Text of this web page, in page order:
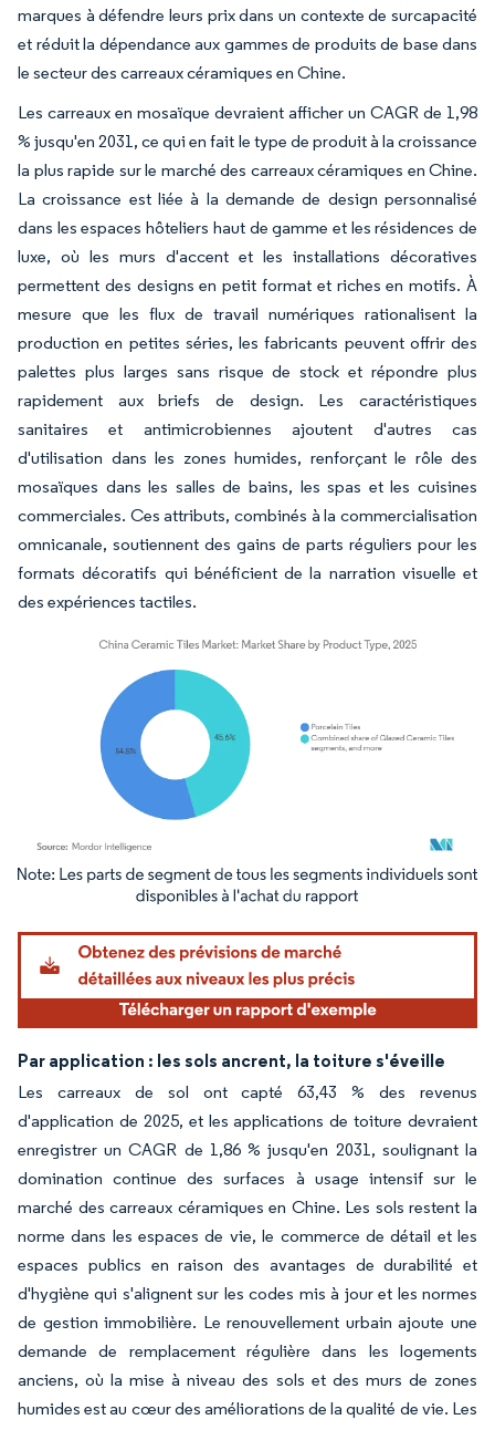
marques à défendre leurs prix dans un contexte de surcapacité
et réduit la dépendance aux gammes de produits de base dans
le secteur des carreaux céramiques en Chine.
Les carreaux en mosaïque devraient afficher un CAGR de 1,98
% jusqu'en 2031, ce qui en fait le type de produit à la croissance
la plus rapide sur le marché des carreaux céramiques en Chine.
La croissance est liée à la demande de design personnalisé
dans les espaces hôteliers haut de gamme et les résidences de
luxe, où les murs d'accent et les installations décoratives
permettent des designs en petit format et riches en motifs. À
mesure que les flux de travail numériques rationalisent la
production en petites séries, les fabricants peuvent offrir des
palettes plus larges sans risque de stock et répondre plus
rapidement aux briefs de design. Les caractéristiques
sanitaires et antimicrobiennes ajoutent d'autres cas
d'utilisation dans les zones humides, renforçant le rôle des
mosaïques dans les salles de bains, les spas et les cuisines
commerciales. Ces attributs, combinés à la commercialisation
omnicanale, soutiennent des gains de parts réguliers pour les
formats décoratifs qui bénéficient de la narration visuelle et
des expériences tactiles.
Image © Mordor Intelligence. La réutilisation nécessite une attribution sous CC BY
Par application : les sols ancrent, la toiture s'éveille
Les carreaux de sol ont capté 63,43 % des revenus
d'application de 2025, et les applications de toiture devraient
enregistrer un CAGR de 1,86 % jusqu'en 2031, soulignant la
domination continue des surfaces à usage intensif sur le
marché des carreaux céramiques en Chine. Les sols restent la
norme dans les espaces de vie, le commerce de détail et les
espaces publics en raison des avantages de durabilité et
d'hygiène qui s'alignent sur les codes mis à jour et les normes
de gestion immobilière. Le renouvellement urbain ajoute une
demande de remplacement régulière dans les logements
anciens, où la mise à niveau des sols et des murs de zones
humides est au cœur des améliorations de la qualité de vie. Les